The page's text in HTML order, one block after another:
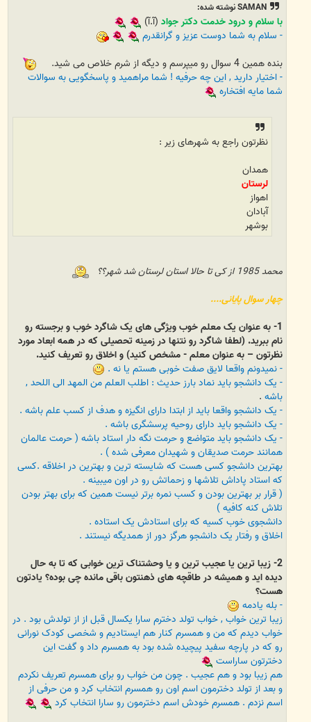
SAMAN نوشته شده:
با سلام و درود خدمت دکتر جواد (آ.آ)
- سلام به شما دوست عزیز و گرانقدرم
بنده همین 4 سوال رو میپرسم و دیگه از شرم خلاص می شید.
- اختیار دارید , این چه حرفیه ! شما مراهمید و پاسخگویی به سوالات
شما مایه افتخاره
نظرتون راجع به شهرهای زیر :
همدان
لرستان
اهواز
آبادان
بوشهر
محمد 1985 از کی تا حالا استان لرستان شد شهر؟؟
چهار سوال پایانی....
1- به عنوان یک معلم خوب ویژگی های یک شاگرد خوب و برجسته رو
نام ببرید. (لطفا شاگرد رو نتنها در زمینه تحصیلی که در همه ابعاد مورد
نظرتون – به عنوان معلم - مشخص کنید) و اخلاق رو تعریف کنید.
- نمیدونم واقعا لایق صفت خوبی هستم یا نه .
- یک دانشجو باید نماد بارز حدیث : اطلب العلم من المهد الی اللحد ,
باشه
- یک دانشجو واقعا باید از ابتدا دارای انگیزه و هدف از کسب علم باشه .
- یک دانشجو باید دارای روحیه پرسشگری باشه .
- یک دانشجو باید متواضع و حرمت نگه دار استاد باشه ( حرمت عالمان
همانند حرمت صدیقان و شهیدان معرفی شده ) .
بهترین دانشجو کسی هست که شایسته ترین و بهترین در اخلاقه .کسی
که استاد پاداش تلاشها و زحماتش رو در اون میبینه .
( قرار بر بهترین بودن و کسب نمره برتر نیست همین که برای بهتر بودن
تلاش کنه کافیه )
دانشجوی خوب کسیه که برای استادش یک استاده .
اخلاق و رفتار یک دانشجو هرگز دور از همدیگه نیستند .
2- زیبا ترین یا عجیب ترین و یا وحشتناک ترین خوابی که تا به حال
دیده اید و همیشه در طاقچه های ذهنتون باقی مانده چی بوده؟ یادتون
هست؟
- بله یادمه
زیبا ترین خواب , خواب تولد دخترم سارا یکسال قبل از از تولدش بود . در
خواب دیدم که من و همسرم کنار هم ایستادیم و شخصی کودک نورانی
رو که در پارچه سفید پیچیده شده بود به همسرم داد و گفت این
دخترتون ساراست
هم زیبا بود و هم عجیب . چون من خواب رو برای همسرم تعریف نکردم
و بعد از تولد دخترمون اسم اون رو همسرم انتخاب کرد و من حرفی از
اسم نزدم . همسرم خودش اسم دخترمون رو سارا انتخاب کرد